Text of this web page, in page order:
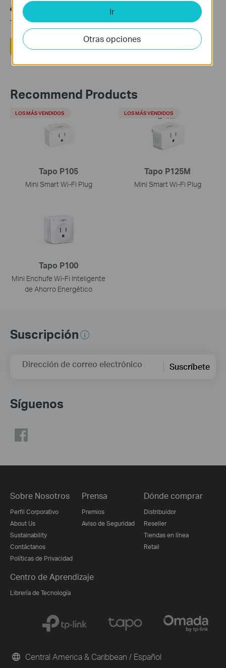
¿Es útil este artículo?
Tus comentarios nos ayudan a mejorar esta web.
Sí
Recommend Products
Tapo P105
Mini Smart Wi-Fi Plug
LOS MÁS VENDIDOS
Tapo P125M
Mini Smart Wi-Fi Plug
LOS MÁS VENDIDOS
Tapo P100
Mini Enchufe Wi-Fi Inteligente
de Ahorro Energético
Suscripción
Dirección de correo electrónico Suscríbete
Síguenos
Sobre Nosotros
Perfil Corporativo
About Us
Sustainability
Contáctanos
Políticas de Privacidad
Prensa
Premios
Aviso de Seguridad
Dónde comprar
Distribuidor
Reseller
Tiendas en línea
Retail
Centro de Aprendizaje
Librería de Tecnología
Central America & Caribbean / Español
Ir
Otras opciones